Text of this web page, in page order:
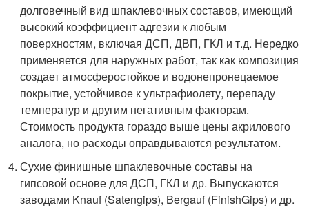
долговечный вид шпаклевочных составов, имеющий
высокий коэффициент адгезии к любым
поверхностям, включая ДСП, ДВП, ГКЛ и т.д. Нередко
применяется для наружных работ, так как композиция
создает атмосферостойкое и водонепронецаемое
покрытие, устойчивое к ультрафиолету, перепаду
температур и другим негативным факторам.
Стоимость продукта гораздо выше цены акрилового
аналога, но расходы оправдываются результатом.
Сухие финишные шпаклевочные составы на
гипсовой основе для ДСП, ГКЛ и др. Выпускаются
заводами Knauf (Satengips), Bergauf (FinishGips) и др.